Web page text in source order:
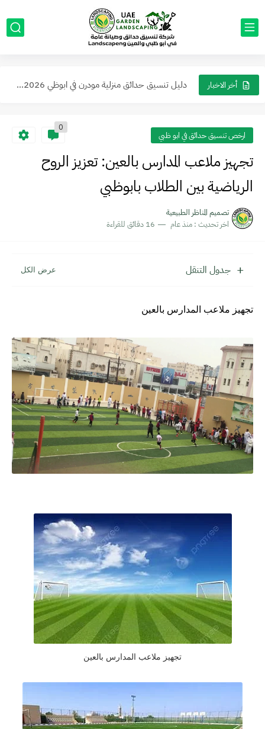
أخر الاخبار
عمل جلسات خارجية مع مظلات في ابوظبي والعين ما يجعل...
أفكار مبتكرة لتزيين واجهات ومداخل المنازل والفلل من الخارج في...
ارخص تنسيق حدائق في ابو ظبي
0
تجهيز ملاعب المدارس بالعين: تعزيز الروح
الرياضية بين الطلاب بابوظبي
تصميم المناظر الطبيعية
اخر تحديث : منذ عام 16 دقائق للقراءة
جدول التنقل
تجهيز ملاعب المدارس بالعين
تجهيز ملاعب المدارس بالعين